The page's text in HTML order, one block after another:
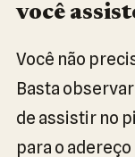
você
Você não
Basta
de assistir no
para o